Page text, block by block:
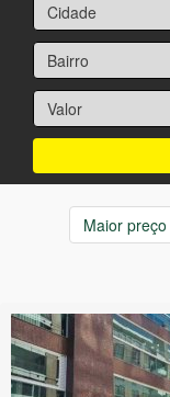
Cidade
Bairro
Valor
Maior preço